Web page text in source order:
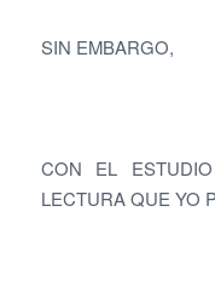
SIN EMBARGO,
CON EL
LECTURA QUE YO